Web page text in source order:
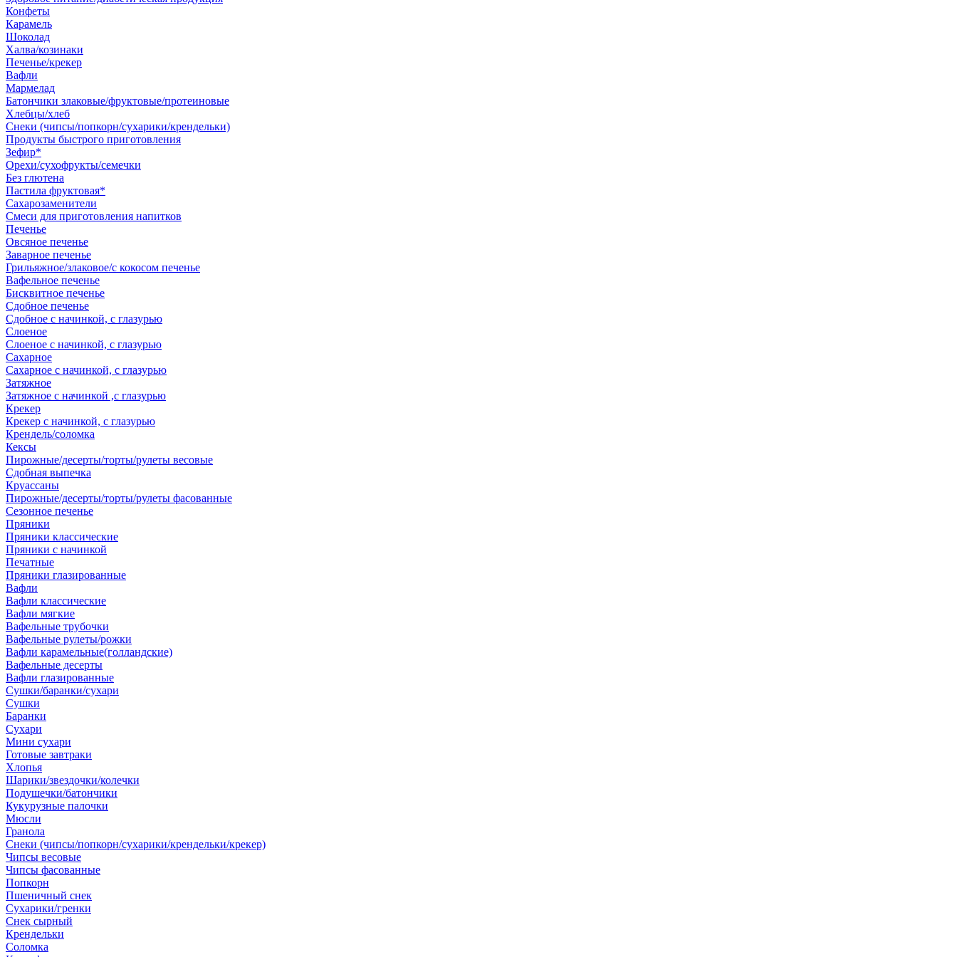
Конфеты
Карамель
Шоколад
Халва/козинаки
Печенье/крекер
Вафли
Мармелад
Батончики злаковые/фруктовые/протеиновые
Хлебцы/хлеб
Снеки (чипсы/попкорн/сухарики/крендельки)
Продукты быстрого приготовления
Зефир*
Орехи/сухофрукты/семечки
Без глютена
Пастила фруктовая*
Сахарозаменители
Смеси для приготовления напитков
Печенье
Овсяное печенье
Заварное печенье
Грильяжное/злаковое/с кокосом печенье
Вафельное печенье
Бисквитное печенье
Сдобное печенье
Сдобное с начинкой, с глазурью
Слоеное
Слоеное с начинкой, с глазурью
Сахарное
Сахарное с начинкой, с глазурью
Затяжное
Затяжное с начинкой ,с глазурью
Крекер
Крекер с начинкой, с глазурью
Крендель/соломка
Кексы
Пирожные/десерты/торты/рулеты весовые
Сдобная выпечка
Круассаны
Пирожные/десерты/торты/рулеты фасованные
Сезонное печенье
Пряники
Пряники классические
Пряники с начинкой
Печатные
Пряники глазированные
Вафли
Вафли классические
Вафли мягкие
Вафельные трубочки
Вафельные рулеты/рожки
Вафли карамельные(голландские)
Вафельные десерты
Вафли глазированные
Сушки/баранки/сухари
Сушки
Баранки
Сухари
Мини сухари
Готовые завтраки
Хлопья
Шарики/звездочки/колечки
Подушечки/батончики
Кукурузные палочки
Мюсли
Гранола
Снеки (чипсы/попкорн/сухарики/крендельки/крекер)
Чипсы весовые
Чипсы фасованные
Попкорн
Пшеничный снек
Сухарики/гренки
Снек сырный
Крендельки
Соломка